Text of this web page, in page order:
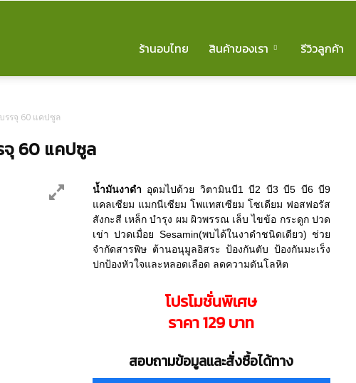
ร้านอบไทย สินค้าของเรา รีวิวลูกค้า
รรจุ 60 แคปซูล
จุ 60 แคปซูล
น้ำมันงาดำ อุดมไปด้วย วิตามินบี1 บี2 บี3 บี5 บี6 บี9
แคลเซียม แมกนีเซียม โพแทสเซียม โซเดียม ฟอสฟอรัส
สังกะสี เหล็ก บำรุง ผม ผิวพรรณ เล็บ ไขข้อ กระดูก ปวด
เข่า ปวดเมื่อย Sesamin(พบได้ในงาดำชนิดเดียว) ช่วย
จำกัดสารพิษ ต้านอนุมูลอิสระ ป้องกันตับ ป้องกันมะเร็ง
ปกป้องหัวใจและหลอดเลือด ลดความดันโลหิต
โปรโมชั่นพิเศษ
ราคา 129 บาท
สอบถามข้อมูลและสั่งซื้อได้ทาง